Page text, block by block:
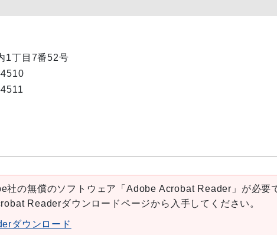
1丁目7番52号
社の無償のソフトウェア「Adobe Acrobat Reader」が必要
Readerダウンロードページから入手してください。
ダウンロード